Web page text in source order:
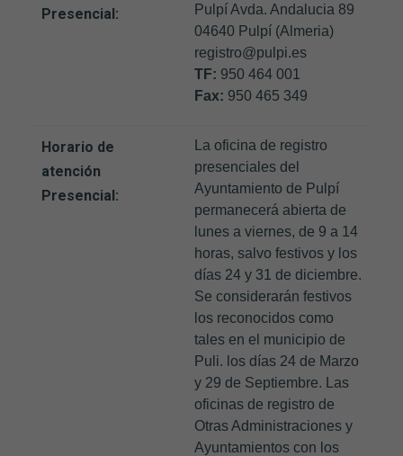
Presencial:
Pulpí Avda. Andalucia 89
04640 Pulpí (Almeria)
registro@pulpi.es
TF: 950 464 001
Fax: 950 465 349
Horario de
atención
Presencial:
La oficina de registro
presenciales del
Ayuntamiento de Pulpí
permanecerá abierta de
lunes a viernes, de 9 a 14
horas, salvo festivos y los
días 24 y 31 de diciembre.
Se considerarán festivos
los reconocidos como
tales en el municipio de
Puli. los días 24 de Marzo
y 29 de Septiembre. Las
oficinas de registro de
Otras Administraciones y
Ayuntamientos con los